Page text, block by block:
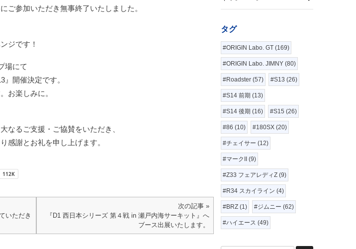
ご参加いただき無事終了いたしました。
ジです！
場にて
開催決定です。
お楽しみに。
なるご支援・ご協賛をいただき、
感謝とお礼を申し上げます。
いただき
次の記事 »
『D1 西日本シリーズ 第４戦 in 瀬戸内海サーキット』へ
ブース出展いたします。
タグ
#ORIGIN Labo. GT (169)
#ORIGIN Labo. JIMNY (80)
#Roadster (57) #S13 (26)
#S14 前期 (13)
#S14 後期 (16) #S15 (26)
#86 (10) #180SX (20)
#チェイサー (12)
#マークII (9)
#Z33 フェアレディZ (9)
#R34 スカイライン (4)
#BRZ (1) #ジムニー (62)
#ハイエース (49)